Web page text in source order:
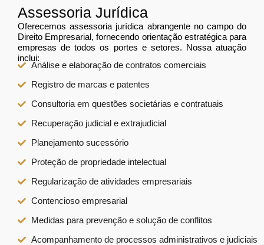
Assessoria Jurídica
Oferecemos assessoria jurídica abrangente no campo do
Direito Empresarial, fornecendo orientação estratégica para
empresas de todos os portes e setores. Nossa atuação
inclui:
Análise e elaboração de contratos comerciais
Registro de marcas e patentes
Consultoria em questões societárias e contratuais
Recuperação judicial e extrajudicial
Planejamento sucessório
Proteção de propriedade intelectual
Regularização de atividades empresariais
Contencioso empresarial
Medidas para prevenção e solução de conflitos
Acompanhamento de processos administrativos e judiciais